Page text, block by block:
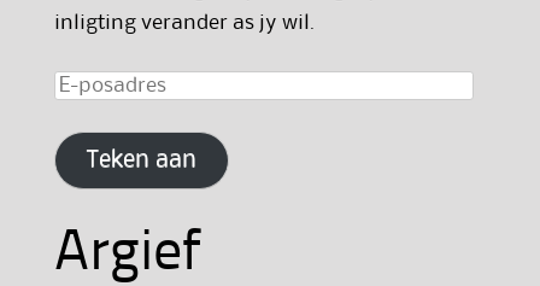
inligting verander as jy wil.
E-
Teken aan
Argief